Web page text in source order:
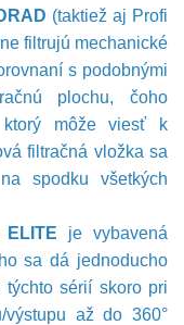
(taktiež aj Profi
filtrujú mechanické
s podobnými
plochu, čoho
môže viesť k
filtračná vložka sa
spodku všetkých
ELITE je vybavená
sa dá jednoducho
sérií skoro pri
až do 360°